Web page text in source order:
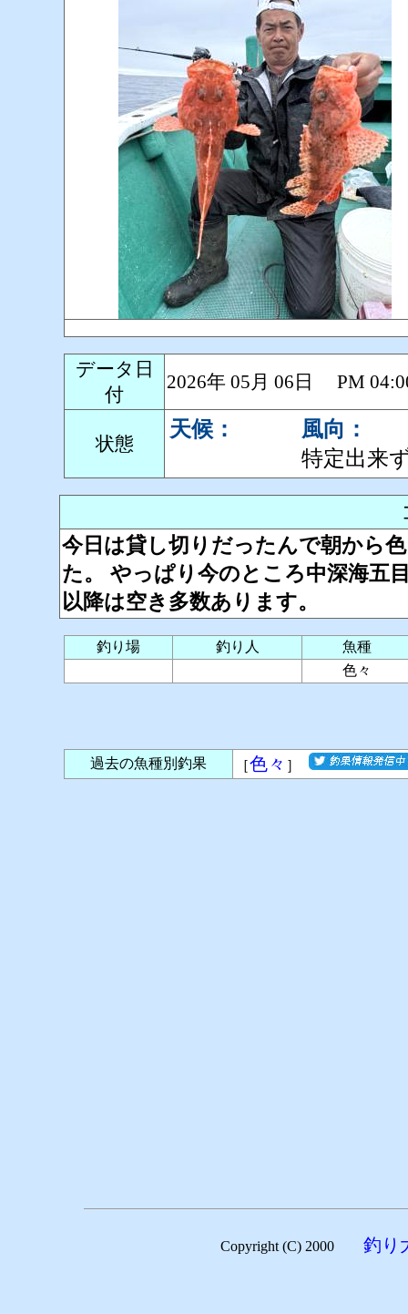
データ日
付
2026年 05月 06日 PM
状態
天候：
風向：
特定出来
今日は貸し切りだったんで朝から
た。 やっぱり今のところ中深海五
以降は空き多数あります。
釣り場 釣り人
魚種
色々
過去の魚種別釣果 ［色々 ］
Copyright (C) 2000 釣り